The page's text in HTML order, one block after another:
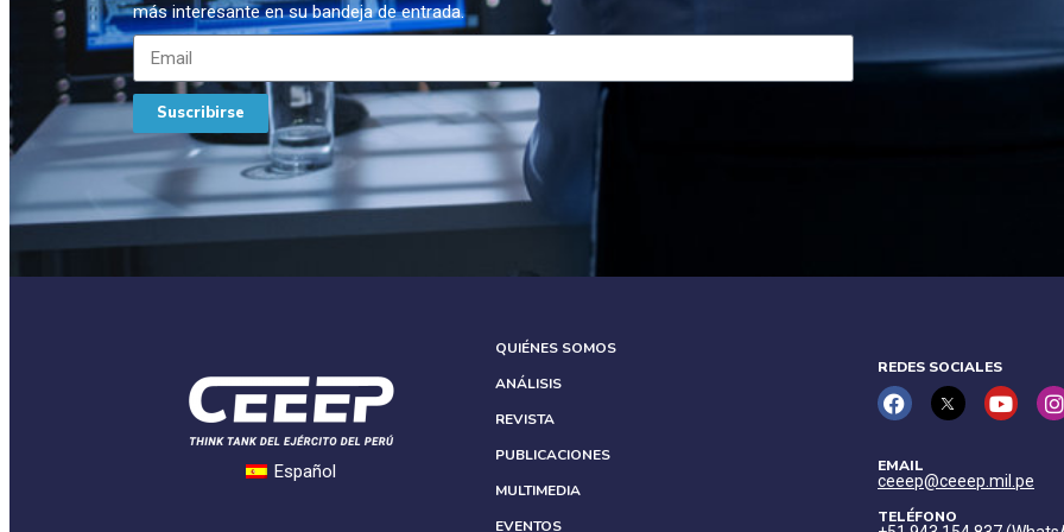
más interesante en su bandeja de entrada.
Suscribirse
Español
QUIÉNES SOMOS
ANÁLISIS
REVISTA
PUBLICACIONES
MULTIMEDIA
EVENTOS
REDES SOCIALES
EMAIL
ceeep@ceeep.mil.pe
TELÉFONO